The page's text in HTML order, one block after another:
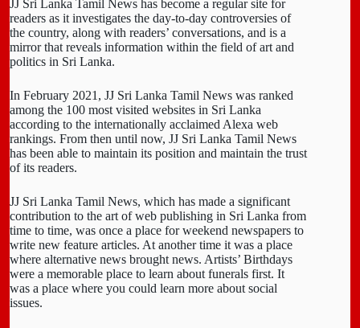
JJ Sri Lanka Tamil News has become a regular site for
readers as it investigates the day-to-day controversies of
the country, along with readers’ conversations, and is a
mirror that reveals information within the field of art and
politics in Sri Lanka.
In February 2021, JJ Sri Lanka Tamil News was ranked
among the 100 most visited websites in Sri Lanka
according to the internationally acclaimed Alexa web
rankings. From then until now, JJ Sri Lanka Tamil News
has been able to maintain its position and maintain the trust
of its readers.
JJ Sri Lanka Tamil News, which has made a significant
contribution to the art of web publishing in Sri Lanka from
time to time, was once a place for weekend newspapers to
write new feature articles. At another time it was a place
where alternative news brought news. Artists’ Birthdays
were a memorable place to learn about funerals first. It
was a place where you could learn more about social
issues.